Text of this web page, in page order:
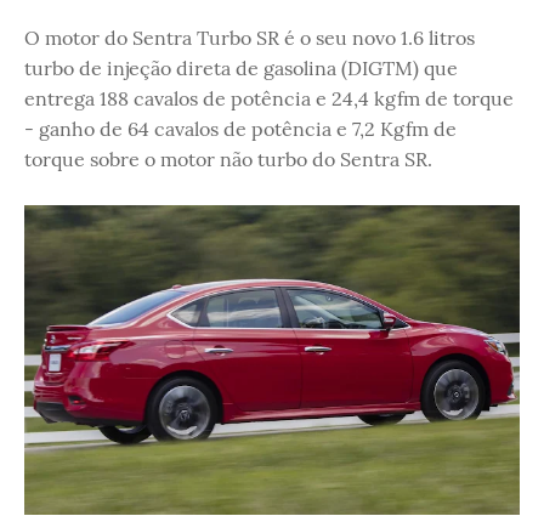
O motor do Sentra Turbo SR é o seu novo 1.6 litros
turbo de injeção direta de gasolina (DIGTM) que
entrega 188 cavalos de potência e 24,4 kgfm de torque
- ganho de 64 cavalos de potência e 7,2 Kgfm de
torque sobre o motor não turbo do Sentra SR.